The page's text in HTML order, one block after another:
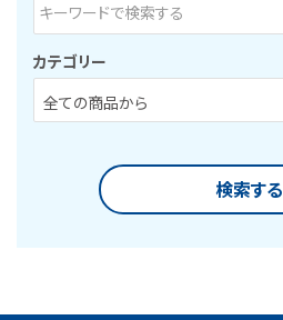
カテゴリー
検索する